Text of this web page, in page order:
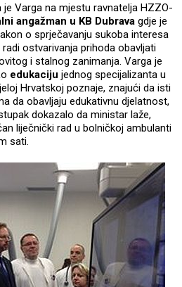
Varga na mjestu ravnatelja HZZO-
angažman u KB Dubrava gdje je
o sprječavanju sukoba interesa
ostvarivanja prihoda obavljati
i stalnog zanimanja. Varga je
edukaciju jednog specijalizanta u
Hrvatskoj poznaje, znajući da isti
da obavljaju edukativnu djelatnost,
dokazalo da ministar laže,
liječnički rad u bolničkoj ambulanti
sati.